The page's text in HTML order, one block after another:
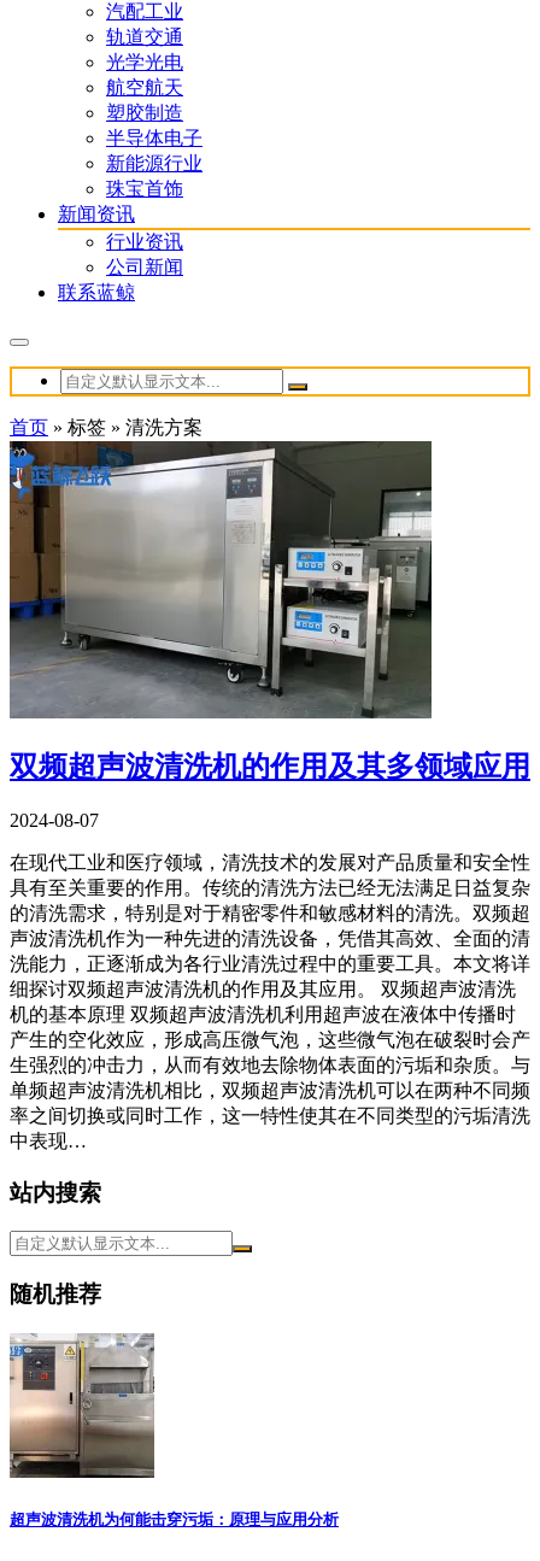
汽配工业
轨道交通
光学光电
航空航天
塑胶制造
半导体电子
新能源行业
珠宝首饰
新闻资讯
行业资讯
公司新闻
联系蓝鲸
首页 » 标签 » 清洗方案
双频超声波清洗机的作用及其多领域应用
2024-08-07
在现代工业和医疗领域，清洗技术的发展对产品质量和安全性
具有至关重要的作用。传统的清洗方法已经无法满足日益复杂
的清洗需求，特别是对于精密零件和敏感材料的清洗。双频超
声波清洗机作为一种先进的清洗设备，凭借其高效、全面的清
洗能力，正逐渐成为各行业清洗过程中的重要工具。本文将详
细探讨双频超声波清洗机的作用及其应用。 双频超声波清洗
机的基本原理 双频超声波清洗机利用超声波在液体中传播时
产生的空化效应，形成高压微气泡，这些微气泡在破裂时会产
生强烈的冲击力，从而有效地去除物体表面的污垢和杂质。与
单频超声波清洗机相比，双频超声波清洗机可以在两种不同频
率之间切换或同时工作，这一特性使其在不同类型的污垢清洗
中表现…
站内搜索
随机推荐
超声波清洗机为何能击穿污垢：原理与应用分析